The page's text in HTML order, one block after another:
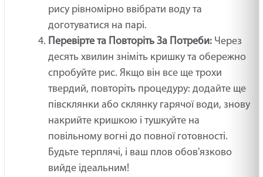
рису рівномірно ввібрати воду та
доготуватися на парі.
Перевірте та Повторіть За Потреби: Через
десять хвилин зніміть кришку та обережно
спробуйте рис. Якщо він все ще трохи
твердий, повторіть процедуру: додайте ще
півсклянки або склянку гарячої води, знову
накрийте кришкою і тушкуйте на
повільному вогні до повної готовності.
Будьте терплячі, і ваш плов обов'язково
вийде ідеальним!